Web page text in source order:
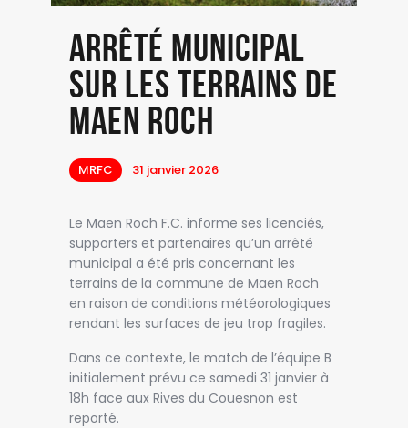
Arrêté municipal
sur les terrains de
Maen Roch
MRFC 31 janvier 2026
Le Maen Roch F.C. informe ses licenciés,
supporters et partenaires qu’un arrêté
municipal a été pris concernant les
terrains de la commune de Maen Roch
en raison de conditions météorologiques
rendant les surfaces de jeu trop fragiles.
Dans ce contexte, le match de l’équipe B
initialement prévu ce samedi 31 janvier à
18h face aux Rives du Couesnon est
reporté.